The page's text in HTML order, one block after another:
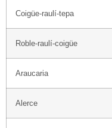
Coigüe-raulí-tepa
Roble-raulí-coigüe
Araucaria
Alerce